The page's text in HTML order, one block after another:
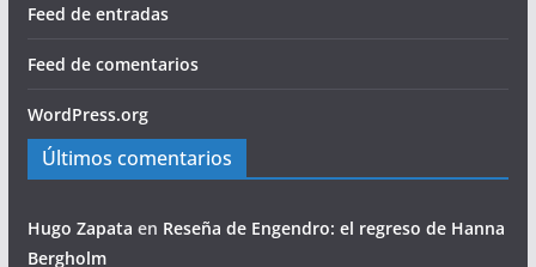
Feed de entradas
Feed de comentarios
WordPress.org
Últimos comentarios
Hugo Zapata en Reseña de Engendro: el regreso de Hanna
Bergholm